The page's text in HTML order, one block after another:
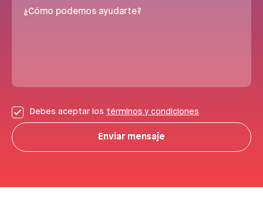
¿Cómo podemos ayudarte?
Debes aceptar los términos y condiciones
Enviar mensaje